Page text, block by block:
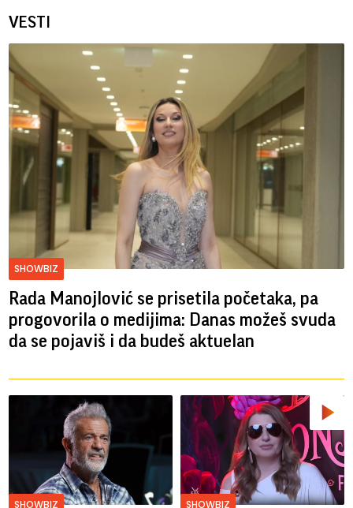
VESTI
SHOWBIZ
Rada Manojlović se prisetila početaka, pa
progovorila o medijima: Danas možeš svuda
da se pojaviš i da budeš aktuelan
SHOWBIZ SHOWBIZ